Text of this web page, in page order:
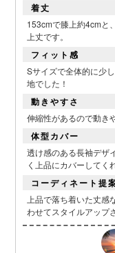
着丈
153cmで膝上約4cmと
上丈です。
フィット感
Sサイズで全体的に少
地でした！
動きやすさ
伸縮性があるので動き
体型カバー
透け感のある長袖デザ
く上品にカバーしてく
コーディネート提
上品で落ち着いた丈感
わせてスタイルアップ